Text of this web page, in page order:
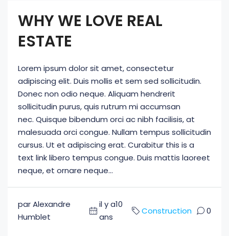
WHY WE LOVE REAL
ESTATE
Lorem ipsum dolor sit amet, consectetur
adipiscing elit. Duis mollis et sem sed sollicitudin.
Donec non odio neque. Aliquam hendrerit
sollicitudin purus, quis rutrum mi accumsan
nec. Quisque bibendum orci ac nibh facilisis, at
malesuada orci congue. Nullam tempus sollicitudin
cursus. Ut et adipiscing erat. Curabitur this is a
text link libero tempus congue. Duis mattis laoreet
neque, et ornare neque...
par Alexandre
Humblet
il y a10
ans
Construction 0